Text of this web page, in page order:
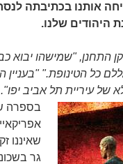
אותנו בכתיבתה
היהודים שלנו.
התחנן, "שמישהו יבוא
כל הטינופת." "בעניין
של עיריית תל
בספרה
גר